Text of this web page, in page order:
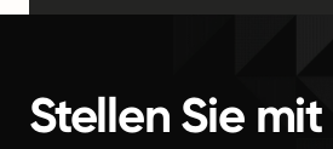
Stellen Sie mit